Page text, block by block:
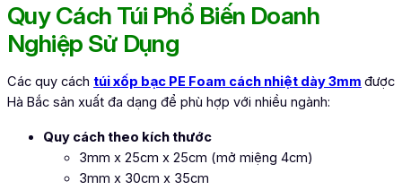
Quy Cách Túi Phổ Biến Doanh
Nghiệp Sử Dụng
Các quy cách túi xốp bạc PE Foam cách nhiệt dày 3mm được
Hà Bắc sản xuất đa dạng để phù hợp với nhiều ngành:
Quy cách theo kích thước
3mm x 25cm x 25cm (mở miệng 4cm)
3mm x 30cm x 35cm